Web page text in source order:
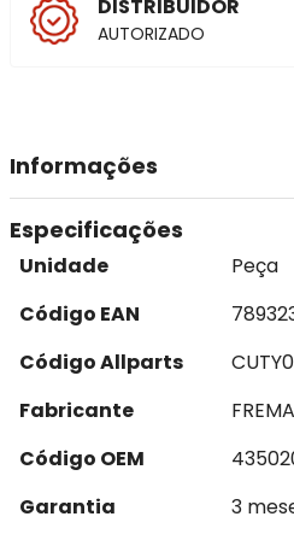
DISTRIBUIDOR
AUTORIZADO
Informações
Especificações
Unidade
Peça
Código EAN
Código Allparts
Fabricante
Código OEM
Garantia
3